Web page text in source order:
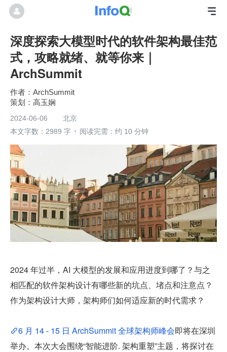
深度探索大模型时代的软件架构最佳范
式，攻略就绪、就等你来｜
ArchSummit
ArchSummit
高玉娴
2024-06-06
北京
本文字数：2989 字
阅读完需：约 10 分钟
2024 年过半，AI 大模型的发展和应用进度到哪了？与之
相匹配的软件架构设计有哪些新的坑点、堵点和注意点？
作为架构设计大师，架构师们如何适应新的时代需求？
6 月 14 - 15 日 ArchSummit 全球架构师峰会即将在深圳
举办。本次大会围绕“智能进阶. 架构重塑”主题，将探讨在